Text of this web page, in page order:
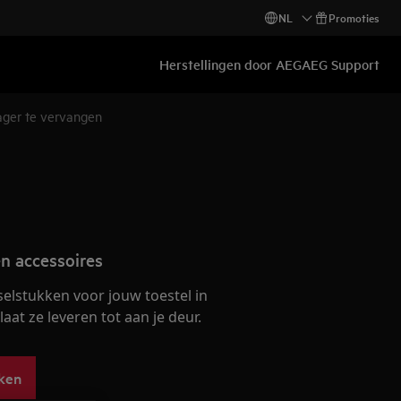
NL Promoties
Herstellingen door AEGAEG Support
te vervangen
accessoires
voor jouw toestel in
ze leveren tot aan je deur.